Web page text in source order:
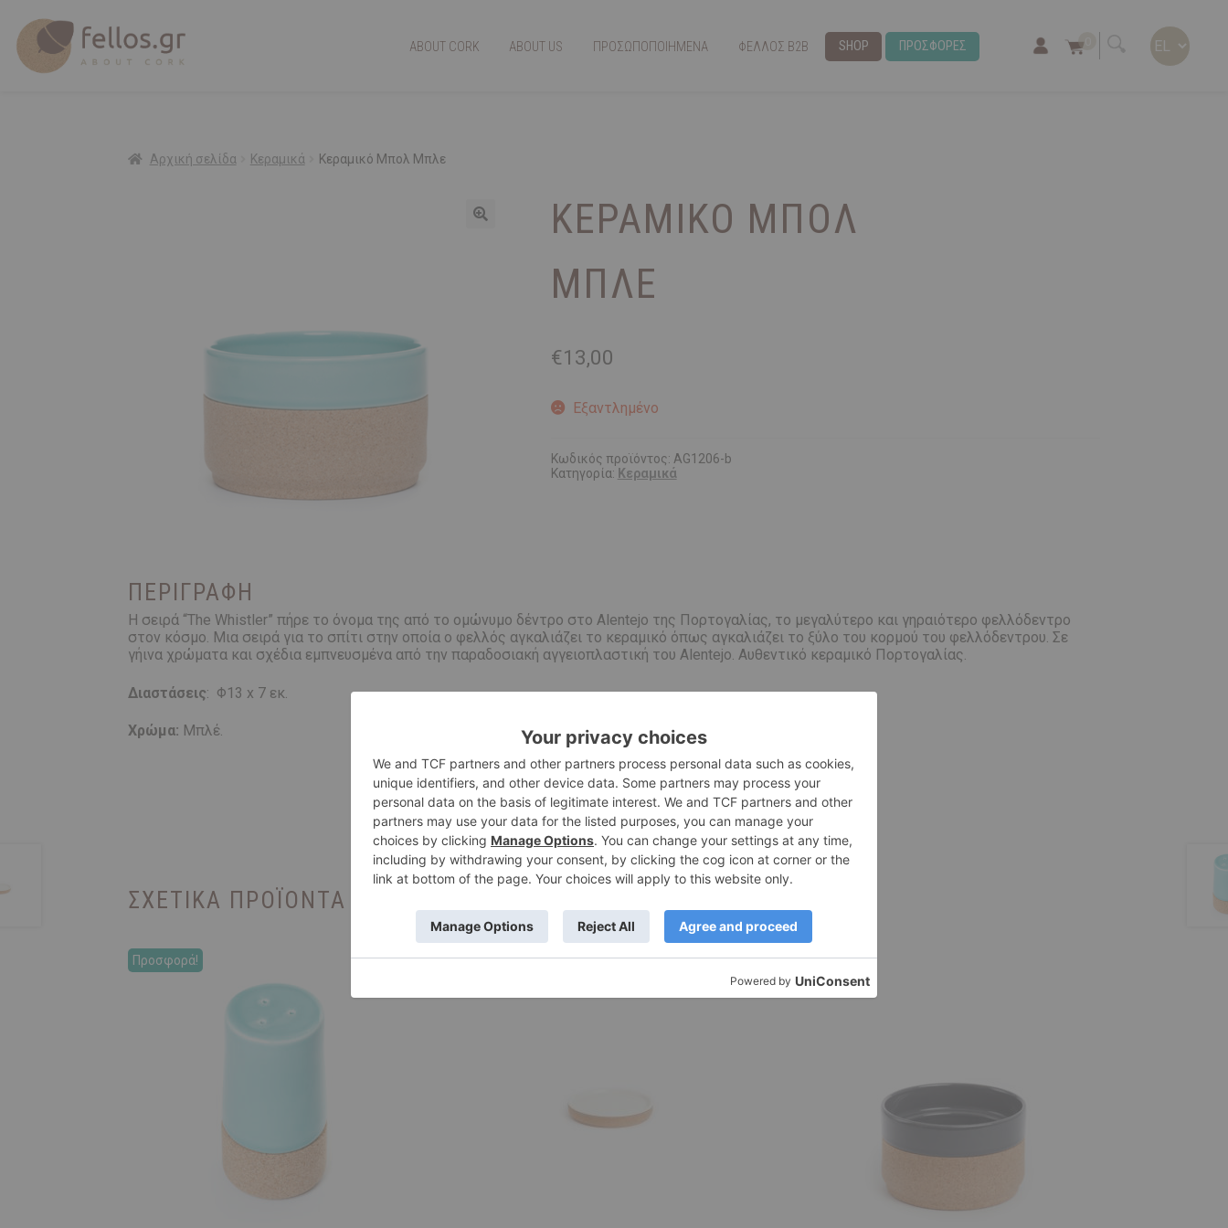
ABOUT CORK ABOUT US ΠΡΟΣΩΠΟΠΟΙΗΜΕΝΑ ΦΕΛΛΟΣ Β2Β SHOP ΠΡΟΣΦΟΡΕΣ
Αρχική σελίδα Κεραμικά Κεραμικό Μπολ Μπλε
ΚΕΡΑΜΙΚΌ ΜΠΟΛ
ΜΠΛΕ
€13,00
Εξαντλημένο
Κωδικός προϊόντος: AG1206-b
Κατηγορία: Κεραμικά
ΠΕΡΙΓΡΑΦΉ
Η σειρά “The Whistler” πήρε το όνομα της από το ομώνυμο δέντρο στο Alentejo της Πορτογαλίας, το μεγαλύτερο και γηραιότερο φελλόδεντρο
στον κόσμο. Μια σειρά για το σπίτι στην οποία ο φελλός αγκαλιάζει το κεραμικό όπως αγκαλιάζει το ξύλο του κορμού του φελλόδεντρου. Σε
γήινα χρώματα και σχέδια εμπνευσμένα από την παραδοσιακή αγγειοπλαστική του Alentejo. Αυθεντικό κεραμικό Πορτογαλίας.
Διαστάσεις: Φ13 x 7 εκ.
Χρώμα: Μπλέ.
ΣΧΕΤΙΚΆ ΠΡΟΪΌΝΤΑ
Προσφορά! Προσφορά!